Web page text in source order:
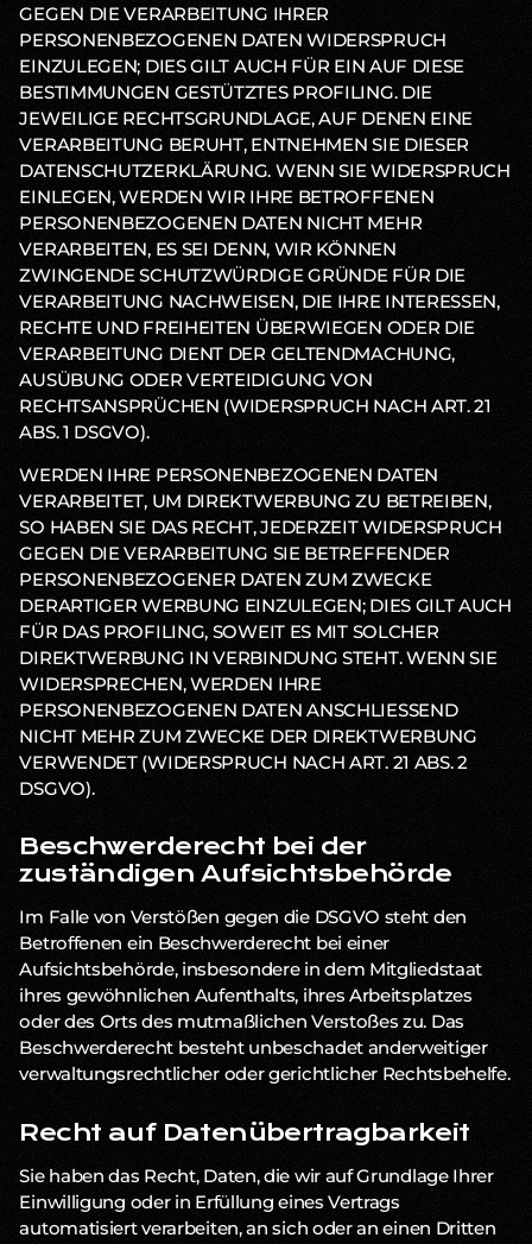
GEGEN DIE VERARBEITUNG IHRER
PERSONENBEZOGENEN DATEN WIDERSPRUCH
EINZULEGEN; DIES GILT AUCH FÜR EIN AUF DIESE
BESTIMMUNGEN GESTÜTZTES PROFILING. DIE
JEWEILIGE RECHTSGRUNDLAGE, AUF DENEN EINE
VERARBEITUNG BERUHT, ENTNEHMEN SIE DIESER
DATENSCHUTZERKLÄRUNG. WENN SIE WIDERSPRUCH
EINLEGEN, WERDEN WIR IHRE BETROFFENEN
PERSONENBEZOGENEN DATEN NICHT MEHR
VERARBEITEN, ES SEI DENN, WIR KÖNNEN
ZWINGENDE SCHUTZWÜRDIGE GRÜNDE FÜR DIE
VERARBEITUNG NACHWEISEN, DIE IHRE INTERESSEN,
RECHTE UND FREIHEITEN ÜBERWIEGEN ODER DIE
VERARBEITUNG DIENT DER GELTENDMACHUNG,
AUSÜBUNG ODER VERTEIDIGUNG VON
RECHTSANSPRÜCHEN (WIDERSPRUCH NACH ART. 21
ABS. 1 DSGVO).
WERDEN IHRE PERSONENBEZOGENEN DATEN
VERARBEITET, UM DIREKTWERBUNG ZU BETREIBEN,
SO HABEN SIE DAS RECHT, JEDERZEIT WIDERSPRUCH
GEGEN DIE VERARBEITUNG SIE BETREFFENDER
PERSONENBEZOGENER DATEN ZUM ZWECKE
DERARTIGER WERBUNG EINZULEGEN; DIES GILT AUCH
FÜR DAS PROFILING, SOWEIT ES MIT SOLCHER
DIREKTWERBUNG IN VERBINDUNG STEHT. WENN SIE
WIDERSPRECHEN, WERDEN IHRE
PERSONENBEZOGENEN DATEN ANSCHLIESSEND
NICHT MEHR ZUM ZWECKE DER DIREKTWERBUNG
VERWENDET (WIDERSPRUCH NACH ART. 21 ABS. 2
DSGVO).
Beschwerde­recht bei der
zuständigen Aufsichts­behörde
Im Falle von Verstößen gegen die DSGVO steht den
Betroffenen ein Beschwerderecht bei einer
Aufsichtsbehörde, insbesondere in dem Mitgliedstaat
ihres gewöhnlichen Aufenthalts, ihres Arbeitsplatzes
oder des Orts des mutmaßlichen Verstoßes zu. Das
Beschwerderecht besteht unbeschadet anderweitiger
verwaltungsrechtlicher oder gerichtlicher Rechtsbehelfe.
Recht auf Daten­übertrag­barkeit
Sie haben das Recht, Daten, die wir auf Grundlage Ihrer
Einwilligung oder in Erfüllung eines Vertrags
automatisiert verarbeiten, an sich oder an einen Dritten